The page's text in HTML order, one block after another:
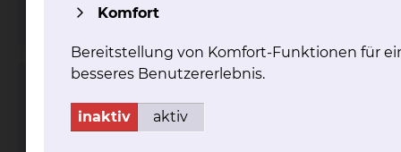
Per E-Mail kontaktieren
Komfort
Bereitstellung von Komfort-Funktionen für
besseres Benutzererlebnis.
inaktiv aktiv